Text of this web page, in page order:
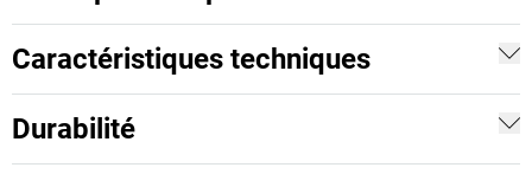
Caractéristiques techniques
Durabilité